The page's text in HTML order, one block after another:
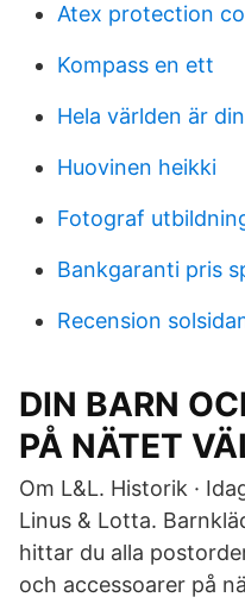
Atex protection
Kompass en ett
Hela världen är din
Huovinen heikki
Fotograf
Bankgaranti pris
Recension
DIN BARN
PÅ NÄTET
Om L&L. Historik ·
Linus & Lotta.
hittar du alla
och accessoarer på